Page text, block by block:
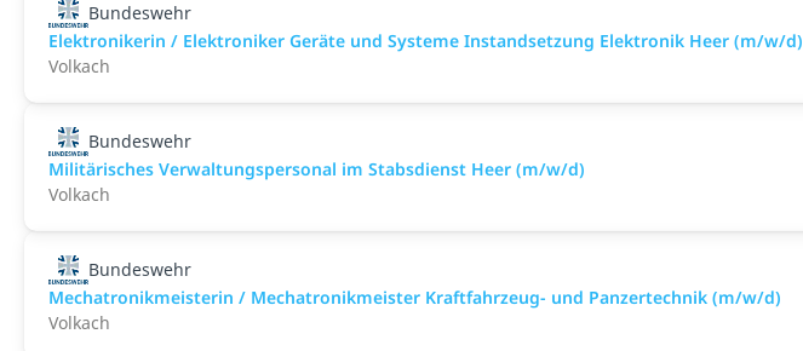
Bundeswehr
Elektronikerin / Elektroniker Geräte und Systeme Instandsetzung Elektronik Heer (m/w/d)
Volkach
Bundeswehr
Militärisches Verwaltungspersonal im Stabsdienst Heer (m/w/d)
Volkach
Bundeswehr
Mechatronikmeisterin / Mechatronikmeister Kraftfahrzeug- und Panzertechnik (m/w/d)
Volkach